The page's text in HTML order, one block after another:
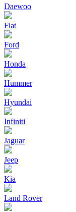
Daewoo
Fiat
Ford
Honda
Hummer
Hyundai
Infiniti
Jaguar
Jeep
Kia
Land Rover